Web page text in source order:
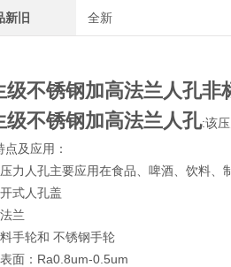
新旧 全新
级不锈钢加高法兰人孔非
级不锈钢加高法兰人孔:该
点及应用：
力人孔主要应用在食品、啤酒、饮料、
式人孔盖
兰
手轮和 不锈钢手轮
面：Ra0.8um-0.5um